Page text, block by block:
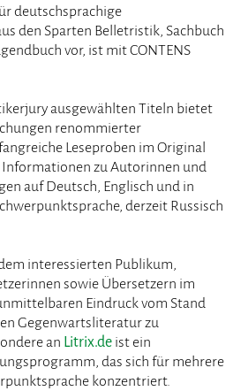
deutschsprachige
den Sparten Belletristik, Sachbuch
vor, ist mit CONTENS
ausgewählten Titeln bietet
renommierter
Leseproben im Original
zu Autorinnen und
auf Deutsch, Englisch und in
derzeit Russisch
interessierten Publikum,
sowie Übersetzern im
Eindruck vom Stand
Gegenwartsliteratur zu
an Litrix.deist ein
das sich für mehrere
konzentriert.